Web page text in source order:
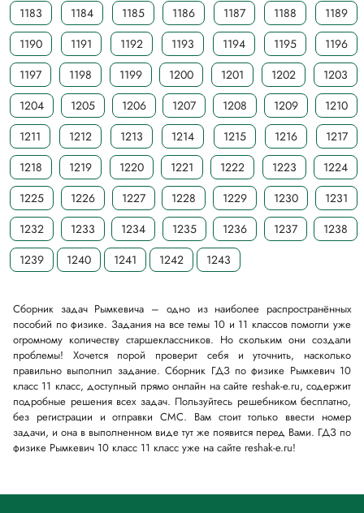
1183
1184 1185 1186 1187 1188
1189
1190
1191 1192 1193 1194 1195
1196
1197
1198 1199 1200 1201 1202
1203
1204
1205 1206 1207 1208 1209
1210
1211
1212 1213 1214 1215 1216
1217
1218
1219 1220 1221 1222 1223
1224
1225
1226 1227 1228 1229 1230
1231
1232
1233 1234 1235 1236 1237
1238
1239
1240 1241 1242 1243
Сборник задач Рымкевича – одно из наиболее распространённых
пособий по физике. Задания на все темы 10 и 11 классов помогли уже
огромному количеству старшеклассников. Но скольким они создали
проблемы! Хочется порой проверит себя и уточнить, насколько
правильно выполнил задание. Сборник ГДЗ по физике Рымкевич 10
класс 11 класс, доступный прямо онлайн на сайте reshak-e.ru, содержит
подробные решения всех задач. Пользуйтесь решебником бесплатно,
без регистрации и отправки СМС. Вам стоит только ввести номер
задачи, и она в выполненном виде тут же появится перед Вами. ГДЗ по
физике Рымкевич 10 класс 11 класс уже на сайте reshak-e.ru!